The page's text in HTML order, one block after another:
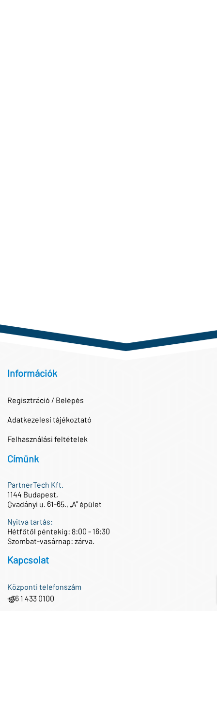
Információk
Regisztráció / Belépés
Adatkezelesi tájékoztató
Felhasználási feltételek
Címünk
PartnerTech Kft.
1144 Budapest,
Gvadányi u. 61-65., „A” épület
Nyitva tartás:
Hétfőtől péntekig: 8:00 - 16:30
Szombat-vasárnap: zárva.
Kapcsolat
Központi telefonszám
+36 1 433 0100
🍪